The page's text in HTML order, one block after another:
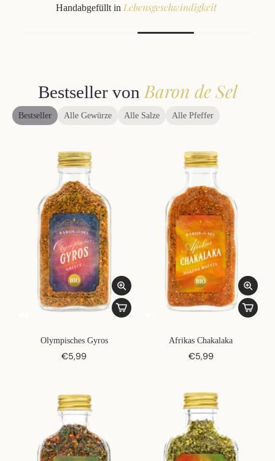
Wertschätzungfür die gesamte Lieferkette
Bestseller von Baron de Sel
Bestseller Alle Gewürze Alle Salze Alle Pfeffer
Olympisches Gyros
€5,99
Afrikas Chakalaka
€5,99